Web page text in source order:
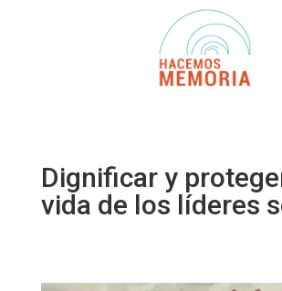
Dignificar y
vida de los líderes